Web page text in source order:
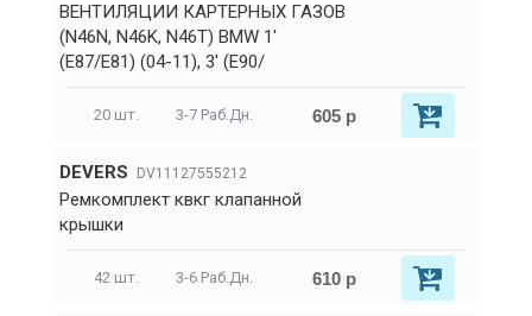
ВЕНТИЛЯЦИИ КАРТЕРНЫХ ГАЗОВ
(N46N, N46K, N46T) BMW 1'
(E87/E81) (04-11), 3' (E90/
20 шт. 3-7 Раб.Дн. 605 р
DEVERS DV11127555212
Ремкомплект квкг клапанной
крышки
42 шт. 3-6 Раб.Дн. 610 р